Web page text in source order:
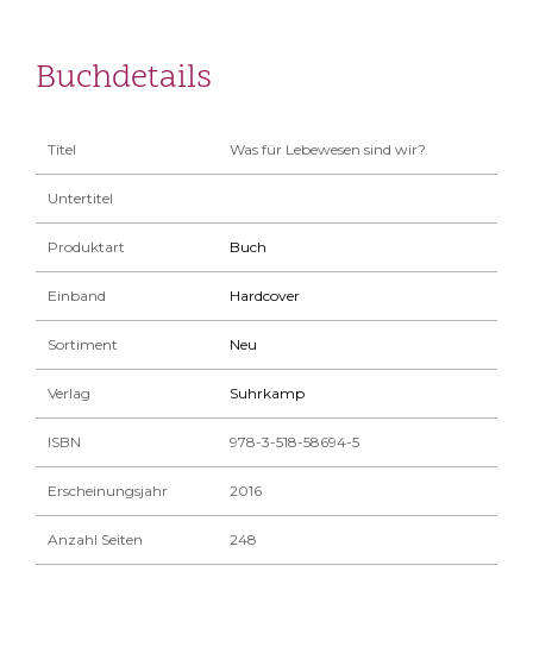
Buchdetails
Titel Was für Lebewesen sind wir?
Untertitel
Produktart Buch
Einband Hardcover
Sortiment Neu
Verlag Suhrkamp
ISBN 978-3-518-58694-5
Erscheinungsjahr 2016
Anzahl Seiten 248